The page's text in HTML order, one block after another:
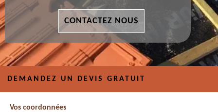
CONTACTEZ NOUS
DEMANDEZ UN DEVIS GRATUIT
Vos coordonnées